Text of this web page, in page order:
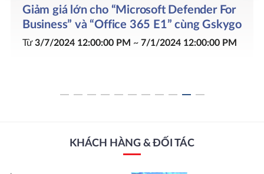
Giảm giá lớn cho “Microsoft Defender For
Business” và “Office 365 E1” cùng Gskygo
Từ3/7/2024 12:00:00 PM ~ 7/1/2024 12:00:00 PM
KHÁCH HÀNG & ĐỐI TÁC